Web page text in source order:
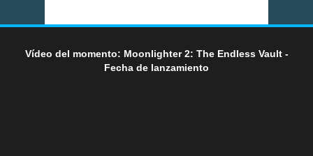
Vídeo del momento: Moonlighter 2: The Endless Vault -
Fecha de lanzamiento